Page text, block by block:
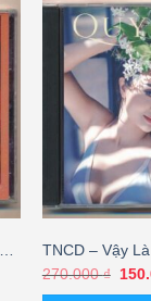
TNCD – Vậy
Vol.3 (KHÔNG
270.000₫ Giá